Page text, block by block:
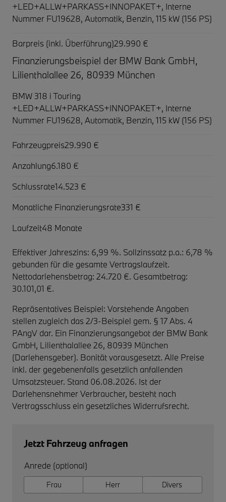
+LED+ALLW+PARKASS+INNOPAKET+, Interne
Nummer FU19628, Automatik, Benzin, 115 kW (156 PS)
Barpreis (inkl. Überführung)29.990 €
Finanzierungsbeispiel der BMW Bank GmbH,
Lilienthalallee 26, 80939 München
BMW 318 i Touring
+LED+ALLW+PARKASS+INNOPAKET+, Interne
Nummer FU19628, Automatik, Benzin, 115 kW (156 PS)
Fahrzeugpreis29.990 €
Anzahlung6.180 €
Schlussrate14.523 €
Monatliche Finanzierungsrate331 €
Laufzeit48 Monate
Effektiver Jahreszins: 6,99 %. Sollzinssatz p.a.: 6,78 %
gebunden für die gesamte Vertragslaufzeit.
Nettodarlehensbetrag: 24.720 €. Gesamtbetrag:
30.101,01 €.
Repräsentatives Beispiel: Vorstehende Angaben
stellen zugleich das 2/3-Beispiel gem. § 17 Abs. 4
PAngV dar. Ein Finanzierungsangebot der BMW Bank
GmbH, Lilienthalallee 26, 80939 München
(Darlehensgeber). Bonität vorausgesetzt. Alle Preise
inkl. der gegebenenfalls gesetzlich anfallenden
Umsatzsteuer. Stand 06.08.2026. Ist der
Darlehensnehmer Verbraucher, besteht nach
Vertragsschluss ein gesetzliches Widerrufsrecht.
Jetzt Fahrzeug anfragen
Anrede (optional)
Frau Herr Divers